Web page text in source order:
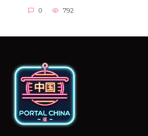
0 792